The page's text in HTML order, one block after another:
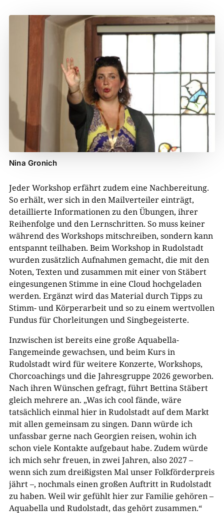
Nina Gronich
Jeder Workshop erfährt zudem eine Nachbereitung.
So erhält, wer sich in den Mailverteiler einträgt,
detaillierte Informationen zu den Übungen, ihrer
Reihenfolge und den Lernschritten. So muss keiner
während des Workshops mitschreiben, sondern kann
entspannt teilhaben. Beim Workshop in Rudolstadt
wurden zusätzlich Aufnahmen gemacht, die mit den
Noten, Texten und zusammen mit einer von Stäbert
eingesungenen Stimme in eine Cloud hochgeladen
werden. Ergänzt wird das Material durch Tipps zu
Stimm- und Körperarbeit und so zu einem wertvollen
Fundus für Chorleitungen und Singbegeisterte.
Inzwischen ist bereits eine große Aquabella-
Fangemeinde gewachsen, und beim Kurs in
Rudolstadt wird für weitere Konzerte, Workshops,
Chorcoachings und die Jahresgruppe 2026 geworben.
Nach ihren Wünschen gefragt, führt Bettina Stäbert
gleich mehrere an. „Was ich cool fände, wäre
tatsächlich einmal hier in Rudolstadt auf dem Markt
mit allen gemeinsam zu singen. Dann würde ich
unfassbar gerne nach Georgien reisen, wohin ich
schon viele Kontakte aufgebaut habe. Zudem würde
ich mich sehr freuen, in zwei Jahren, also 2027 –
wenn sich zum dreißigsten Mal unser Folkförderpreis
jährt –, nochmals einen großen Auftritt in Rudolstadt
zu haben. Weil wir gefühlt hier zur Familie gehören –
Aquabella und Rudolstadt, das gehört zusammen.“